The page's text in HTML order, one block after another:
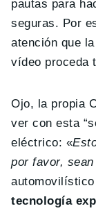
pautas para
seguras. Por
atención que
vídeo proceda
Ojo, la propia
ver con esta
eléctrico: «
por favor,
tecnología